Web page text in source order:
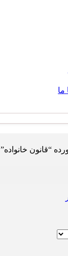
ما
“قانون خانواده”